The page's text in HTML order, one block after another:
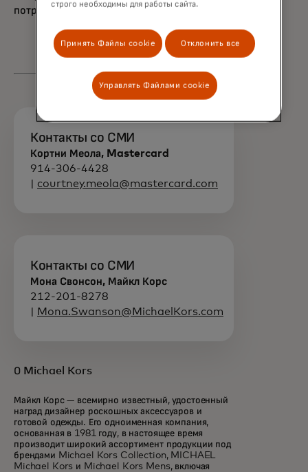
потребителей.
Контакты со СМИ
Кортни Меола, Mastercard
914-306-4428
courtney.meola@mastercard.com
Контакты со СМИ
Мона Свонсон, Майкл Корс
212-201-8278
Mona.Swanson@MichaelKors.com
О Michael Kors
Майкл Корс — всемирно известный, удостоенный
наград дизайнер роскошных аксессуаров и
готовой одежды. Его одноименная компания,
основанная в 1981 году, в настоящее время
производит широкий ассортимент продукции под
брендами Michael Kors Collection, MICHAEL
Michael Kors и Michael Kors Mens, включая
строго необходимы для работы сайта.
Принять Файлы cookie Отклонить все
Управлять Файлами cookie